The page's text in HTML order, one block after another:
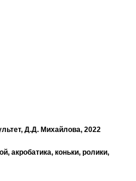
Д.Д. Михайлова, 2022
акробатика, коньки, ролики,